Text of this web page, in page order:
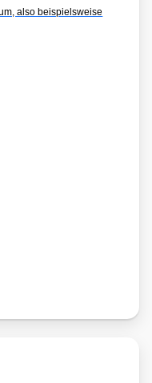
also beispielsweise